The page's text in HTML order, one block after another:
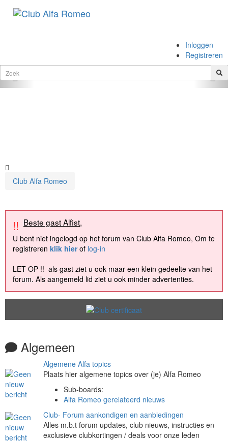
Inloggen
Registreren
Vorige
Club Alfa Romeo
!! Beste gast Alfist,
U bent niet ingelogd op het forum van Club Alfa Romeo, Om te
registreren klik hierof log-in
LET OP !! als gast ziet u ook maar een klein gedeelte van het
forum. Als aangemeld lid ziet u ook minder advertenties.
Algemeen
Algemene Alfa topics
Plaats hier algemene topics over (je) Alfa Romeo
Sub-boards:
Alfa Romeo gerelateerd nieuws
Club- Forum aankondigen en aanbiedingen
Alles m.b.t forum updates, club nieuws, instructies en
exclusieve clubkortingen / deals voor onze leden